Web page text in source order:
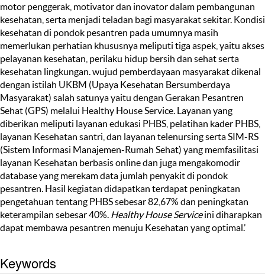
motor penggerak, motivator dan inovator dalam pembangunan
kesehatan, serta menjadi teladan bagi masyarakat sekitar. Kondisi
kesehatan di pondok pesantren pada umumnya masih
memerlukan perhatian khususnya meliputi tiga aspek, yaitu akses
pelayanan kesehatan, perilaku hidup bersih dan sehat serta
kesehatan lingkungan. wujud pemberdayaan masyarakat dikenal
dengan istilah UKBM (Upaya Kesehatan Bersumberdaya
Masyarakat) salah satunya yaitu dengan Gerakan Pesantren
Sehat (GPS) melalui Healthy House Service. Layanan yang
diberikan meliputi layanan edukasi PHBS, pelatihan kader PHBS,
layanan Kesehatan santri, dan layanan telenursing serta SIM-RS
(Sistem Informasi Manajemen-Rumah Sehat) yang memfasilitasi
layanan Kesehatan berbasis online dan juga mengakomodir
database yang merekam data jumlah penyakit di pondok
pesantren. Hasil kegiatan didapatkan terdapat peningkatan
pengetahuan tentang PHBS sebesar 82,67% dan peningkatan
keterampilan sebesar 40%. Healthy House Serviceini diharapkan
dapat membawa pesantren menuju Kesehatan yang optimal.’
Keywords